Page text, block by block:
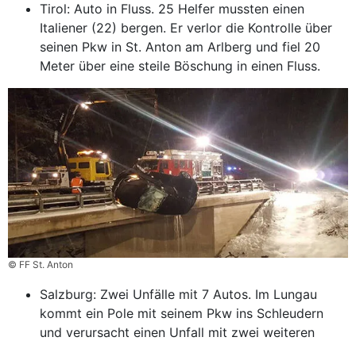
Tirol: Auto in Fluss. 25 Helfer mussten einen
Italiener (22) bergen. Er verlor die Kontrolle über
seinen Pkw in St. Anton am Arlberg und fiel 20
Meter über eine steile Böschung in einen Fluss.
© FF St. Anton
Salzburg: Zwei Unfälle mit 7 Autos. Im Lungau
kommt ein Pole mit seinem Pkw ins Schleudern
und verursacht einen Unfall mit zwei weiteren